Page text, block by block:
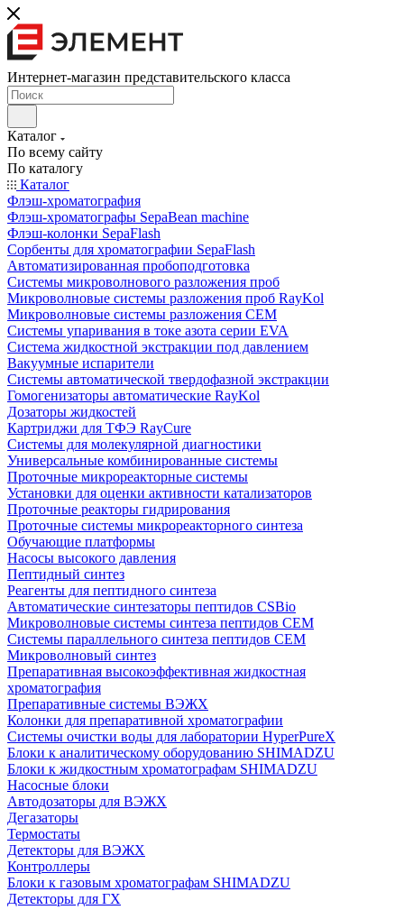
Интернет-магазин представительского класса
Каталог
По всему сайту
По каталогу
Каталог
Флэш-хроматография
Флэш-хроматографы SepaBean machine
Флэш-колонки SepaFlash
Сорбенты для хроматографии SepaFlash
Автоматизированная пробоподготовка
Системы микроволнового разложения проб
Микроволновые системы разложения проб RayKol
Микроволновые системы разложения CEM
Системы упаривания в токе азота серии EVA
Система жидкостной экстракции под давлением
Вакуумные испарители
Системы автоматической твердофазной экстракции
Гомогенизаторы автоматические RayKol
Дозаторы жидкостей
Картриджи для ТФЭ RayCure
Системы для молекулярной диагностики
Универсальные комбинированные системы
Проточные микрореакторные системы
Установки для оценки активности катализаторов
Проточные реакторы гидрирования
Проточные системы микрореакторного синтеза
Обучающие платформы
Насосы высокого давления
Пептидный синтез
Реагенты для пептидного синтеза
Автоматические синтезаторы пептидов CSBio
Микроволновые системы синтеза пептидов CEM
Системы параллельного синтеза пептидов CEM
Микроволновый синтез
Препаративная высокоэффективная жидкостная
хроматография
Препаративные системы ВЭЖХ
Колонки для препаративной хроматографии
Системы очистки воды для лаборатории HyperPureX
Блоки к аналитическому оборудованию SHIMADZU
Блоки к жидкостным хроматографам SHIMADZU
Насосные блоки
Автодозаторы для ВЭЖХ
Дегазаторы
Термостаты
Детекторы для ВЭЖХ
Контроллеры
Блоки к газовым хроматографам SHIMADZU
Детекторы для ГХ